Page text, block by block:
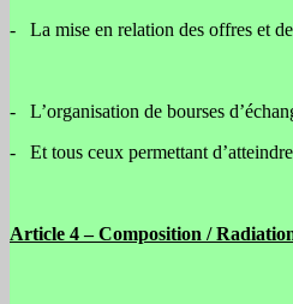
- La mise en relation des offres et
- L’organisation de bourses
- Et tous ceux permettant
Article 4 – Composition /